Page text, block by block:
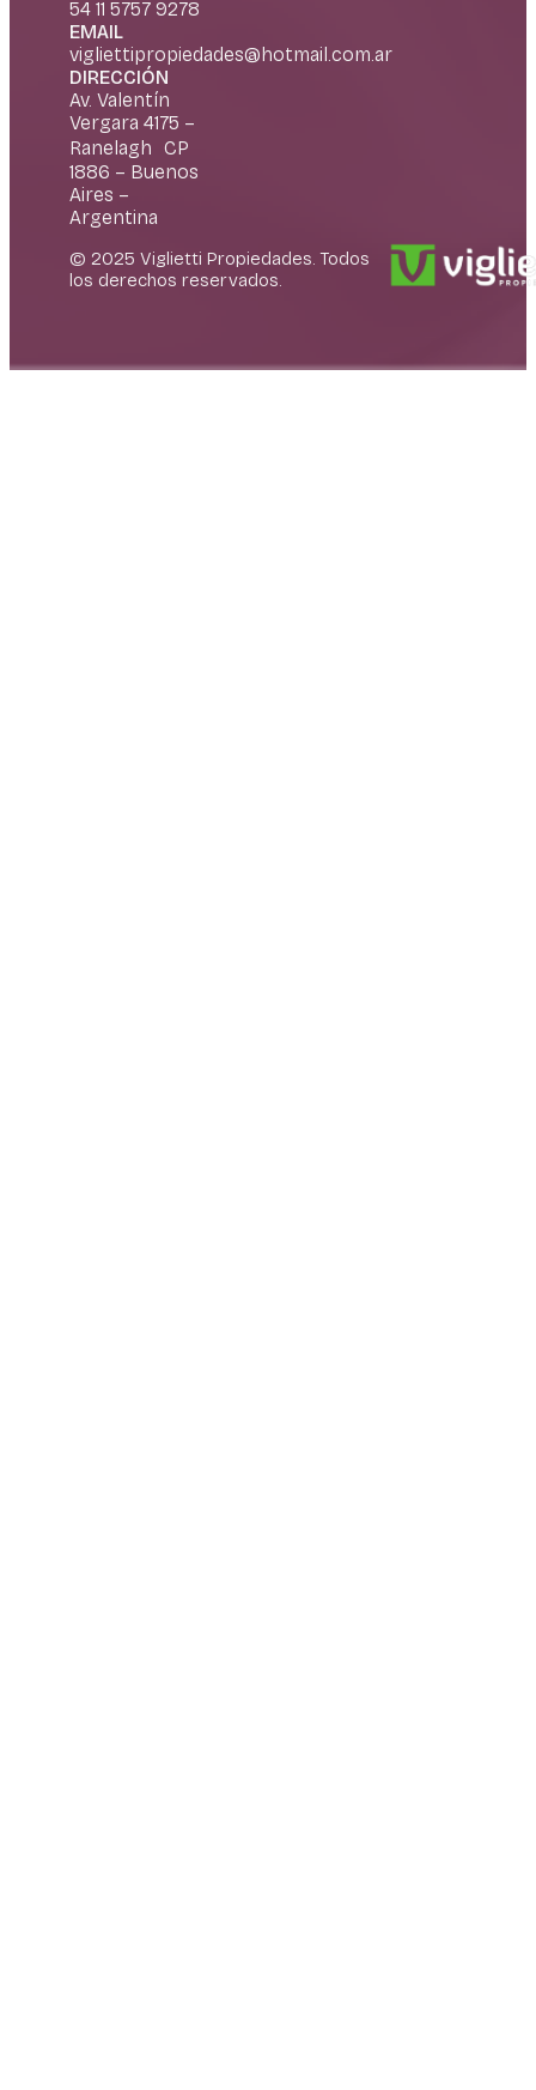
54 11 5757 9278
EMAIL
vigliettipropiedades@hotmail.com.ar
DIRECCIÓN
Av. Valentín
Vergara 4175 –
Ranelagh CP
1886 – Buenos
Aires –
Argentina
© 2025 Viglietti Propiedades. Todos
los derechos reservados.